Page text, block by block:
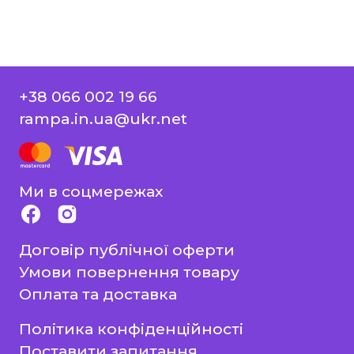
Договір публічної оферти
Умови повернення товару
Оплата та доставка
Ми в соцмережах
Політика конфіденційності
+38 066 002 19 66
rampa.in.ua@ukr.net
Світова література
ЗНО та ДПА
4 клас
9 клас
11 клас
Художня література